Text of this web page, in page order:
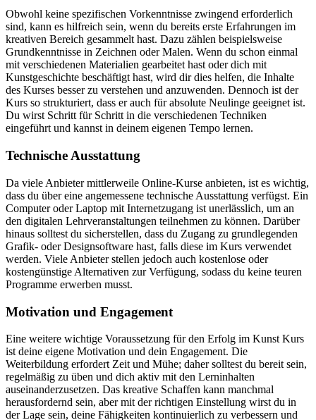
Obwohl keine spezifischen Vorkenntnisse zwingend erforderlich
sind, kann es hilfreich sein, wenn du bereits erste Erfahrungen im
kreativen Bereich gesammelt hast. Dazu zählen beispielsweise
Grundkenntnisse in Zeichnen oder Malen. Wenn du schon einmal
mit verschiedenen Materialien gearbeitet hast oder dich mit
Kunstgeschichte beschäftigt hast, wird dir dies helfen, die Inhalte
des Kurses besser zu verstehen und anzuwenden. Dennoch ist der
Kurs so strukturiert, dass er auch für absolute Neulinge geeignet ist.
Du wirst Schritt für Schritt in die verschiedenen Techniken
eingeführt und kannst in deinem eigenen Tempo lernen.
Technische Ausstattung
Da viele Anbieter mittlerweile Online-Kurse anbieten, ist es wichtig,
dass du über eine angemessene technische Ausstattung verfügst. Ein
Computer oder Laptop mit Internetzugang ist unerlässlich, um an
den digitalen Lehrveranstaltungen teilnehmen zu können. Darüber
hinaus solltest du sicherstellen, dass du Zugang zu grundlegenden
Grafik- oder Designsoftware hast, falls diese im Kurs verwendet
werden. Viele Anbieter stellen jedoch auch kostenlose oder
kostengünstige Alternativen zur Verfügung, sodass du keine teuren
Programme erwerben musst.
Motivation und Engagement
Eine weitere wichtige Voraussetzung für den Erfolg im Kunst Kurs
ist deine eigene Motivation und dein Engagement. Die
Weiterbildung erfordert Zeit und Mühe; daher solltest du bereit sein,
regelmäßig zu üben und dich aktiv mit den Lerninhalten
auseinanderzusetzen. Das kreative Schaffen kann manchmal
herausfordernd sein, aber mit der richtigen Einstellung wirst du in
der Lage sein, deine Fähigkeiten kontinuierlich zu verbessern und